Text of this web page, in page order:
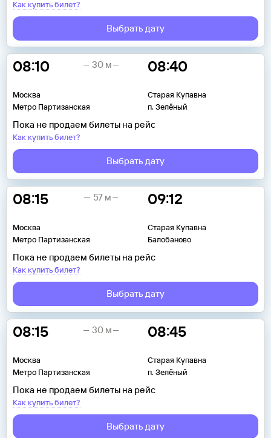
Как купить билет?
Выбрать дату
08:10
Москва
Метро Партизанская
08:40
Старая Купавна
п. Зелёный
30 м
Пока не продаем билеты на рейс
Как купить билет?
Выбрать дату
08:15
Москва
Метро Партизанская
09:12
Старая Купавна
Балобаново
57 м
Пока не продаем билеты на рейс
Как купить билет?
Выбрать дату
08:15
Москва
Метро Партизанская
08:45
Старая Купавна
п. Зелёный
30 м
Пока не продаем билеты на рейс
Как купить билет?
Выбрать дату